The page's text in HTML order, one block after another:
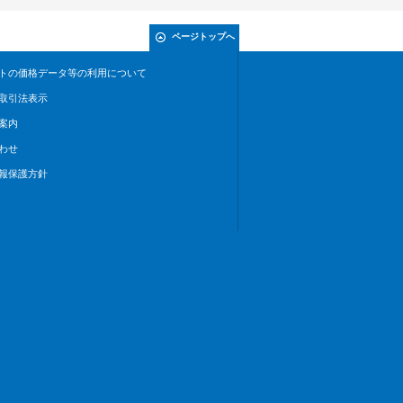
ページトップへ
の価格データ等の利用について
引法表示
内
せ
保護方針